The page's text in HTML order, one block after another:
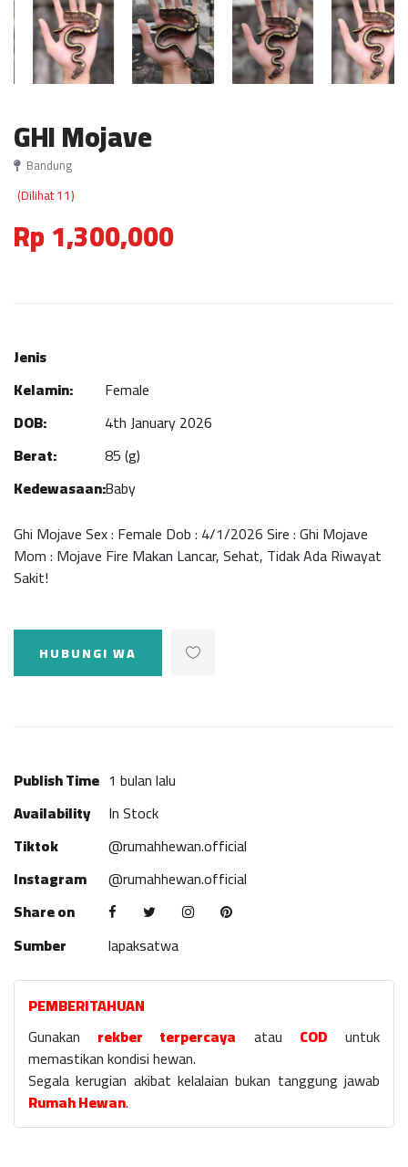
GHI Mojave
Bandung
(Dilihat 11)
Rp 1,300,000
Jenis
Kelamin:
Female
DOB:
4th January 2026
Berat:
85 (g)
Kedewasaan:Baby
‎Ghi Mojave ‎Sex : Female ‎Dob : 4/1/2026 ‎Sire : Ghi Mojave
‎Mom : Mojave Fire Makan Lancar, Sehat, Tidak Ada Riwayat
Sakit! ‎
HUBUNGI WA
Publish Time 1 bulan lalu
Availability
In Stock
Tiktok
@rumahhewan.official
Instagram
@rumahhewan.official
Share on
Sumber
lapaksatwa
PEMBERITAHUAN
Gunakan rekber terpercaya atau COD untuk
memastikan kondisi hewan.
Segala kerugian akibat kelalaian bukan tanggung jawab
Rumah Hewan.